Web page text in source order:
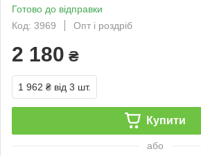
Готово до відправки
Код: 3969
Опт і роздріб
2 180 ₴
1 962 ₴ від 3 шт.
Купити
або